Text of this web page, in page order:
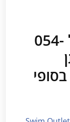
לרכישה התקשר/י ל 054-